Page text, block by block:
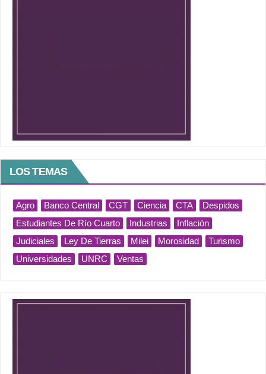
LOS TEMAS
Agro Banco Central CGT Ciencia CTA
Despidos
Estudiantes De Río Cuarto
Industrias
Inflación
Judiciales
Ley De Tierras Milei Morosidad
Turismo
Universidades
UNRC Ventas